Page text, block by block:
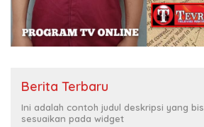
Berita Terbaru
Ini adalah contoh judul deskripsi yang
sesuaikan pada widget